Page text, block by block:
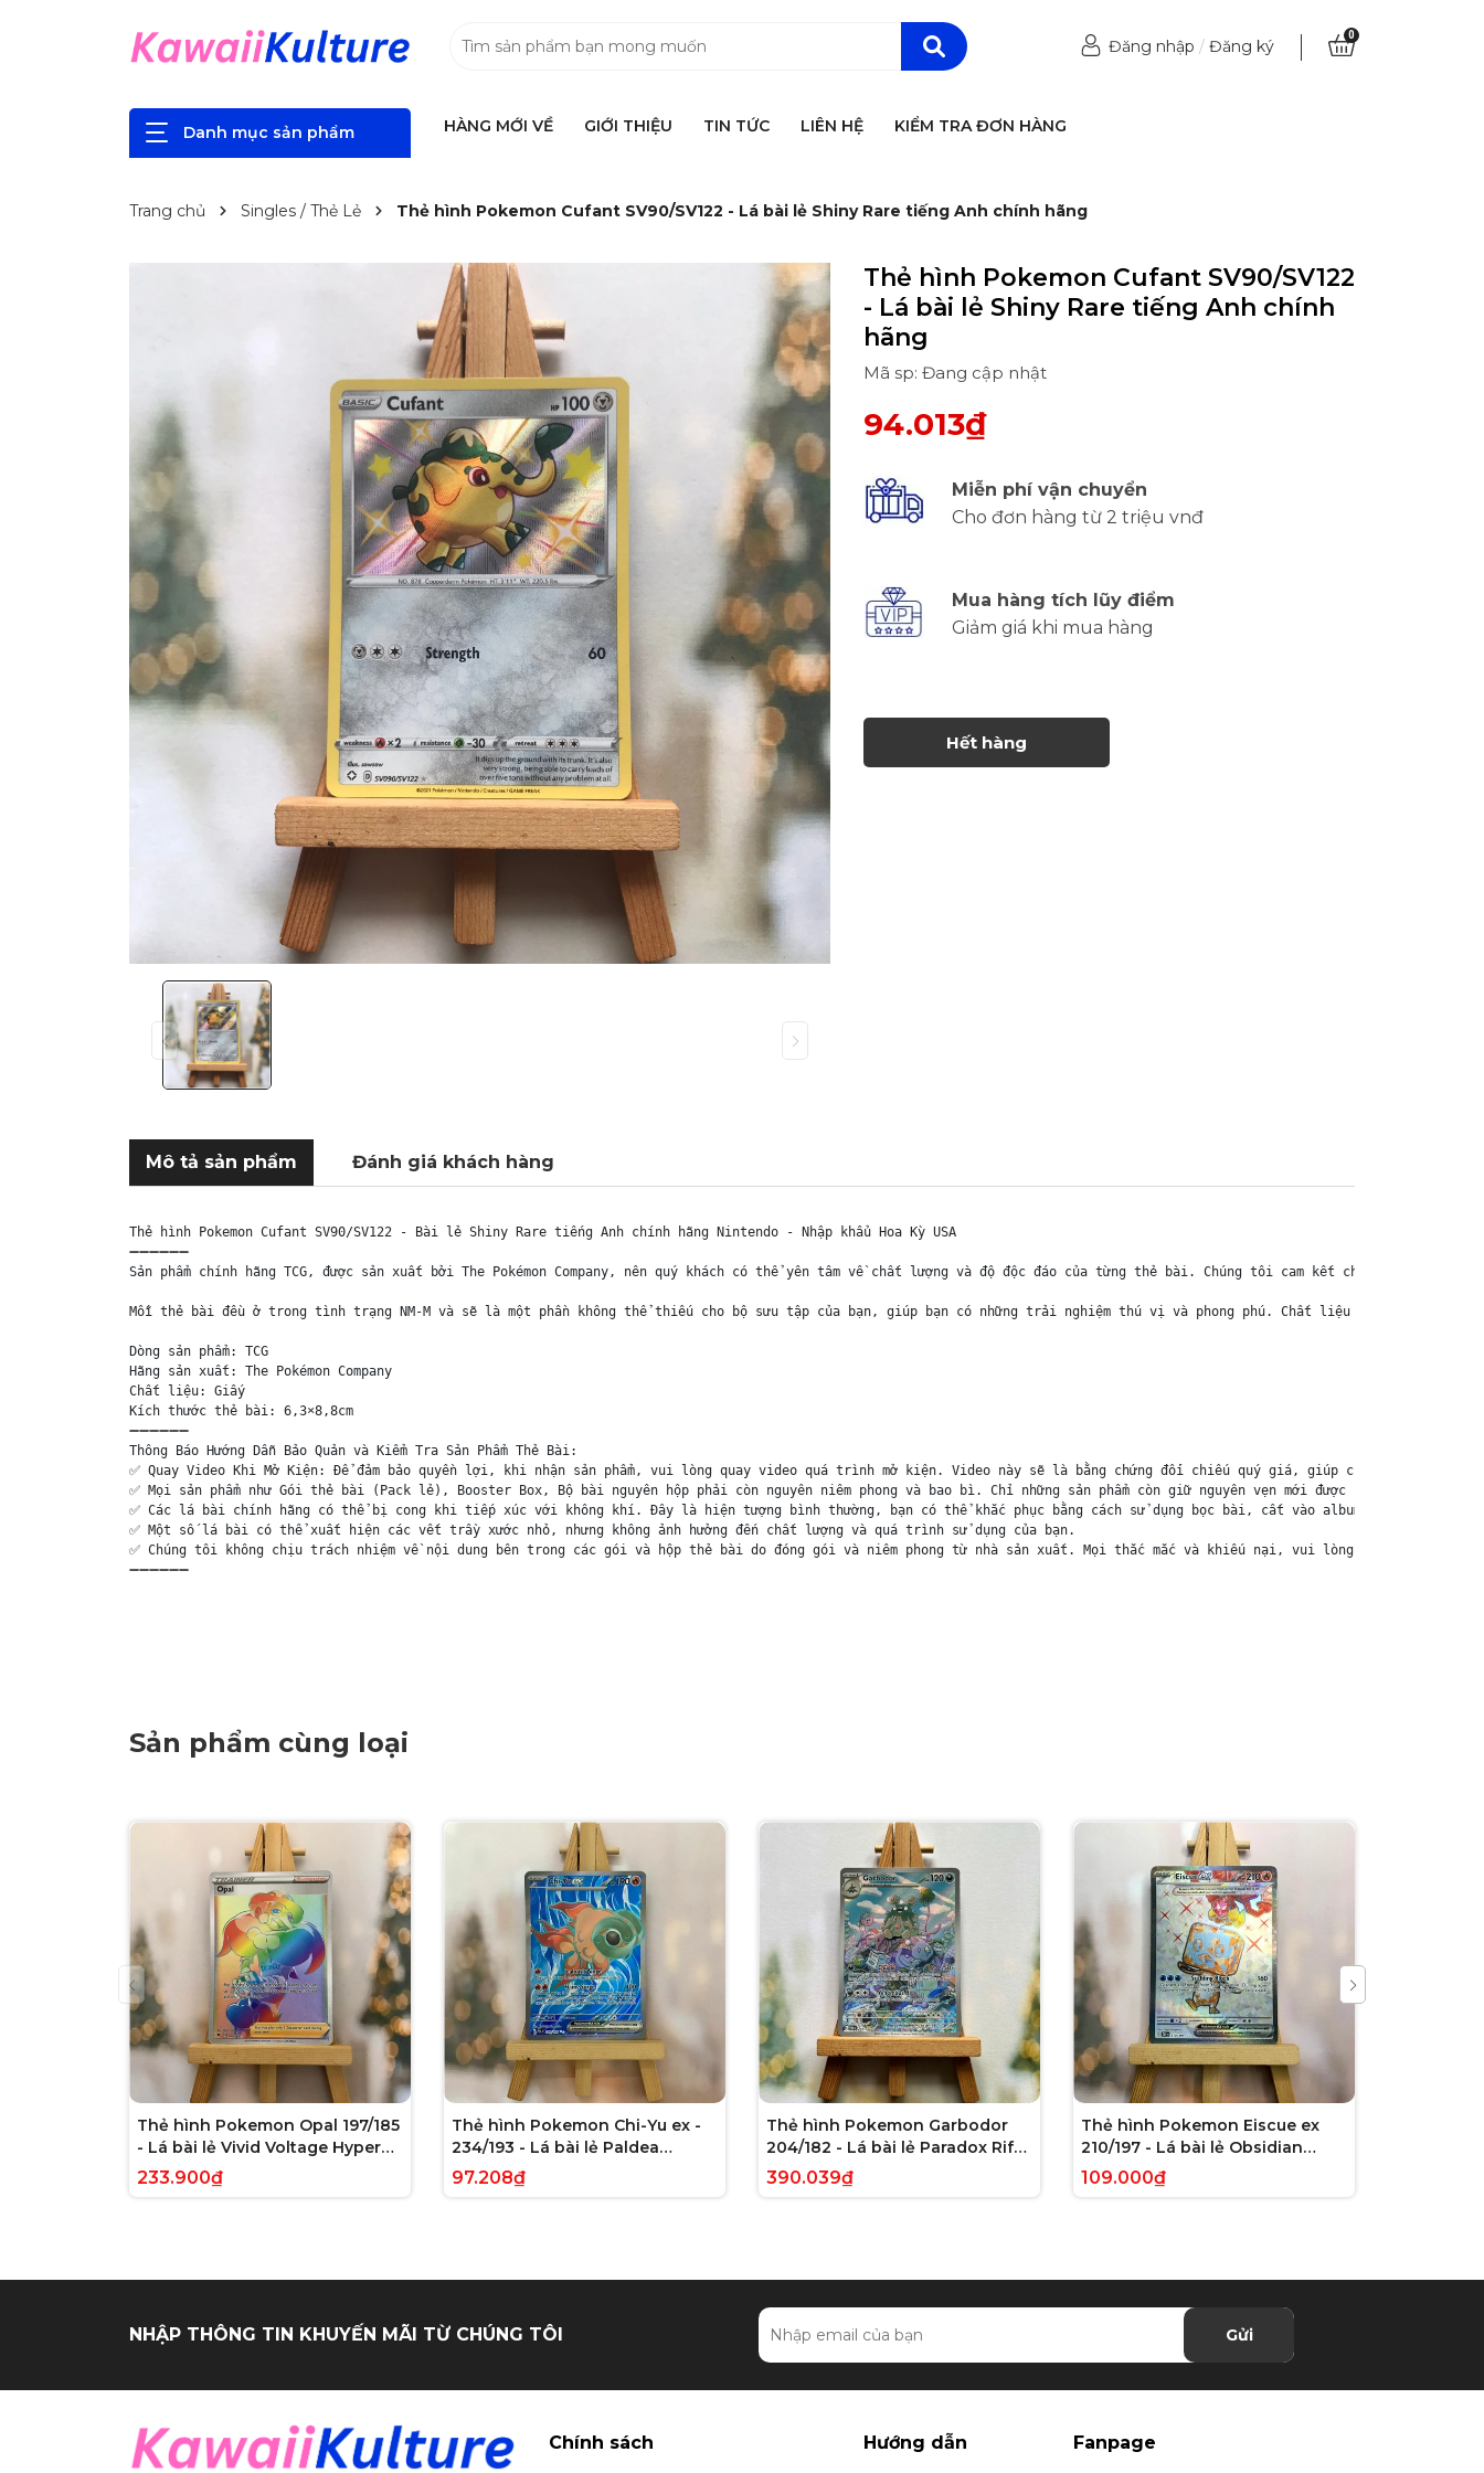
Đăng nhập / Đăng ký
0
Danh mục sản phẩm HÀNG MỚI VỀ GIỚI THIỆU TIN TỨC LIÊN HỆ KIỂM TRA ĐƠN HÀNG
Trang chủ Singles / Thẻ Lẻ Thẻ hình Pokemon Cufant SV90/SV122 - Lá bài lẻ Shiny Rare tiếng Anh chính hãng
Thẻ hình Pokemon Cufant SV90/SV122
- Lá bài lẻ Shiny Rare tiếng Anh chính
hãng
Mã sp: Đang cập nhật
94.013₫
Miễn phí vận chuyển
Cho đơn hàng từ 2 triệu vnđ
Mua hàng tích lũy điểm
Giảm giá khi mua hàng
Hết hàng
Mô tả sản phẩm Đánh giá khách hàng
Thẻ hình Pokemon Cufant SV90/SV122 - Bài lẻ Shiny Rare tiếng Anh chính hãng Nintendo - Nhập khẩu Hoa Kỳ USA
➖➖➖➖➖➖
Sản phẩm chính hãng TCG, được sản xuất bởi The Pokémon Company, nên quý khách có thể yên tâm về chất lượng và độ độc đáo của từng thẻ bài. Chúng tôi cam kết chỉ bán hàng
Mỗi thẻ bài đều ở trong tình trạng NM-M và sẽ là một phần không thể thiếu cho bộ sưu tập của bạn, giúp bạn có những trải nghiệm thú vị và phong phú. Chất liệu chính của thẻ
Dòng sản phẩm: TCG
Hãng sản xuất: The Pokémon Company
Chất liệu: Giấy
Kích thước thẻ bài: 6,3×8,8cm
➖➖➖➖➖➖
Thông Báo Hướng Dẫn Bảo Quản và Kiểm Tra Sản Phẩm Thẻ Bài:
✅ Quay Video Khi Mở Kiện: Để đảm bảo quyền lợi, khi nhận sản phẩm, vui lòng quay video quá trình mở kiện. Video này sẽ là bằng chứng đối chiếu quý giá, giúp chúng tôi nhanh
✅ Mọi sản phẩm như Gói thẻ bài (Pack lẻ), Booster Box, Bộ bài nguyên hộp phải còn nguyên niêm phong và bao bì. Chỉ những sản phẩm còn giữ nguyên vẹn mới được chấp nhận đổi
✅ Các lá bài chính hãng có thể bị cong khi tiếp xúc với không khí. Đây là hiện tượng bình thường, bạn có thể khắc phục bằng cách sử dụng bọc bài, cất vào album, hoặc ép giữa
✅ Một số lá bài có thể xuất hiện các vết trầy xước nhỏ, nhưng không ảnh hưởng đến chất lượng và quá trình sử dụng của bạn.
✅ Chúng tôi không chịu trách nhiệm về nội dung bên trong các gói và hộp thẻ bài do đóng gói và niêm phong từ nhà sản xuất. Mọi thắc mắc và khiếu nại, vui lòng liên hệ trực
➖➖➖➖➖➖
Sản phẩm cùng loại
Thẻ hình Pokemon Opal 197/185
- Lá bài lẻ Vivid Voltage Hyper
Rare tiếng Anh chính hãng
233.900₫
Thẻ hình Pokemon Chi-Yu ex -
234/193 - Lá bài lẻ Paldea
Evolved Full Art Secret Rare
tiếng Anh chính hãng
97.208₫
Thẻ hình Pokemon Garbodor
204/182 - Lá bài lẻ Paradox Rift
Illustration Rare tiếng Anh chính
390.039₫
Thẻ hình Pokemon Eiscue ex
210/197 - Lá bài lẻ Obsidian
Flames Full Art Secret Rare
tiếng Anh chính hãng
109.000₫
NHẬP THÔNG TIN KHUYẾN MÃI TỪ CHÚNG TÔI Gửi
Chính sách Hướng dẫn Fanpage